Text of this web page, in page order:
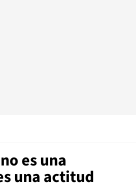
es una
una actitud